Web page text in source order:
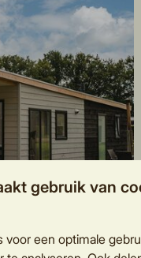
gebruik van
voor een optimale